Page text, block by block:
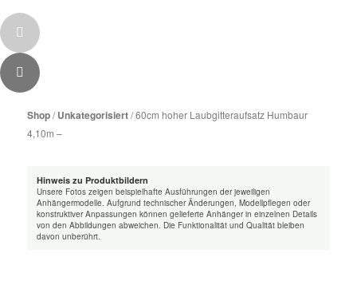
Zum
wechseln
Shop/Unkategorisiert/ 60cm hoher Laubgitteraufsatz Humbaur
4,10m –
Hinweis zu Produktbildern
Unsere Fotos zeigen beispielhafte Ausführungen der jeweiligen
Anhängermodelle. Aufgrund technischer Änderungen, Modellpflegen oder
konstruktiver Anpassungen können gelieferte Anhänger in einzelnen Details
von den Abbildungen abweichen. Die Funktionalität und Qualität bleiben
davon unberührt.